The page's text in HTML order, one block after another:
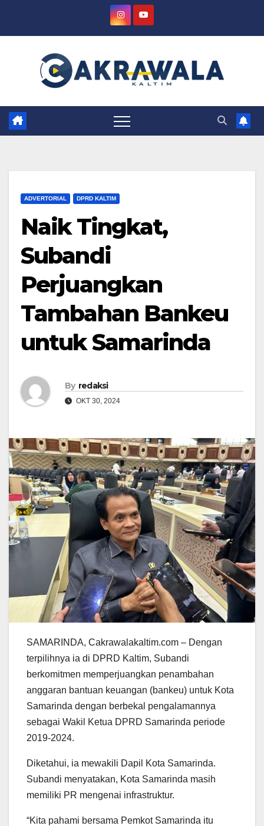
ADVERTORIAL DPRD KALTIM
Naik Tingkat,
Subandi
Perjuangkan
Tambahan Bankeu
untuk Samarinda
By redaksi
OKT 30, 2024
SAMARINDA, Cakrawalakaltim.com – Dengan
terpilihnya ia di DPRD Kaltim, Subandi
berkomitmen memperjuangkan penambahan
anggaran bantuan keuangan (bankeu) untuk Kota
Samarinda dengan berbekal pengalamannya
sebagai Wakil Ketua DPRD Samarinda periode
2019-2024.
Diketahui, ia mewakili Dapil Kota Samarinda.
Subandi menyatakan, Kota Samarinda masih
memiliki PR mengenai infrastruktur.
“Kita pahami bersama Pemkot Samarinda itu